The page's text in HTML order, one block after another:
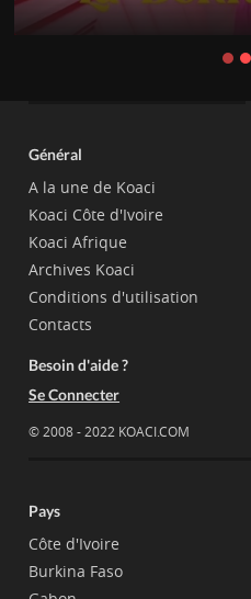
Général
A la une de Koaci
Koaci Côte d'Ivoire
Koaci Afrique
Archives Koaci
Conditions d'utilisation
Contacts
Besoin d'aide ?
Se Connecter
© 2008 - 2022 KOACI.COM
Pays
Côte d'Ivoire
Burkina Faso